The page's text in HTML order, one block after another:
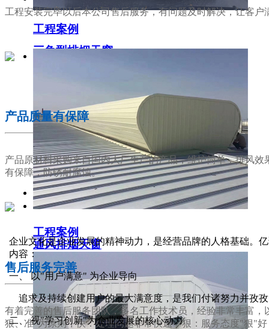
三角型排烟天窗
通风排烟天窗
工程案例
工程案例
工程安装完毕以后本公司售后服务，有问题及时解决，让客户
产品质量有保障
产品原材料采购来自国内大厂生产的产品，维护简单，排风效
有保障，防锈耐腐蚀。
03
售后服务完善
有着完善的售后服务团队，多名工作技术员，经验非常丰富，
狠、准"为原则，快：处理问题非常快速；狠：服务态度"狠"
企业文化是企业发展的精神动力，是经营品牌的人格基础。
内容：
一、 以"用户满意" 为企业导向
追求及持续创建用户的最大满意度，是我们付诸努力并孜
二、 视"学习创新"为企业发展的核心动力